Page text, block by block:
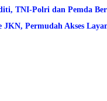
TNI-Polri dan Pemda
Permudah Akses